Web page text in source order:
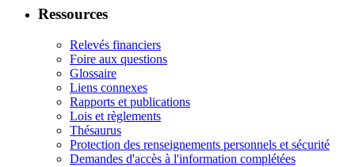
Ressources
Relevés financiers
Foire aux questions
Glossaire
Liens connexes
Rapports et publications
Lois et règlements
Thésaurus
Protection des renseignements personnels et sécurité
Demandes d'accès à l'information complétées